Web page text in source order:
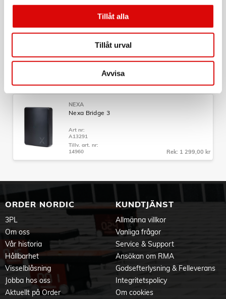
Tillåt alla
Tillåt urval
Avvisa
- Fjärrkontroll
Använd våra System Nexa fjärrkontroller om du vill hålla det
enkelt och bara trycka på en knapp. Smidigt!
- Röststyrning
Prata med ditt hem via Google Assistant. Använd din röst för
- Sensorer
Automatisera ditt hem med rörelser. Tänd lamporna när du
kliver in i rummet och släck dem när du lämnar med System
Nexas rörelsevakt.
- Schema & timers
Använd schema för att automatiskt styra på en bestämd tid
sätts på.
- Semesterläge
Tänder och släcker slumpmässigt för att simulera närvaro
Specifikationer:
Protokoll: Wi-Fi 2,4 GHz / System Nexa (433,92 MHz)
Strömkälla: 220–240 V~50Hz
Max last: 2300W RL / 250W LED
Egenförbrukning: <0,5 W i viloläge
IP-klass: IP20
14664
Rek: 249,00 kr
NEXA
WT-2 Väggsändare 2-kanal Trend
Art nr:
14720
NEXA
Nexa Bridge 3
Art nr:
A13291
Tillv. art. nr:
14960
Rek: 1 299,00 kr
ORDER NORDIC
3PL
Om oss
Vår historia
Hållbarhet
Visselblåsning
Jobba hos oss
Aktuellt på Order
KUNDTJÄNST
Allmänna villkor
Vanliga frågor
Service & Support
Ansökan om RMA
Godsefterlysning & Felleverans
Integritetspolicy
Om cookies